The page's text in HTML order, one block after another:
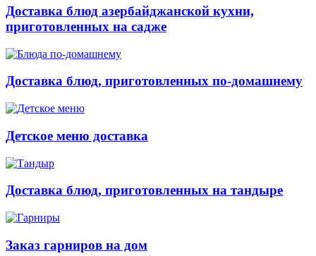
Доставка блюд азербайджанской кухни,
приготовленных на садже
Доставка блюд, приготовленных по-домашнему
Детское меню доставка
Доставка блюд, приготовленных на тандыре
Заказ гарниров на дом